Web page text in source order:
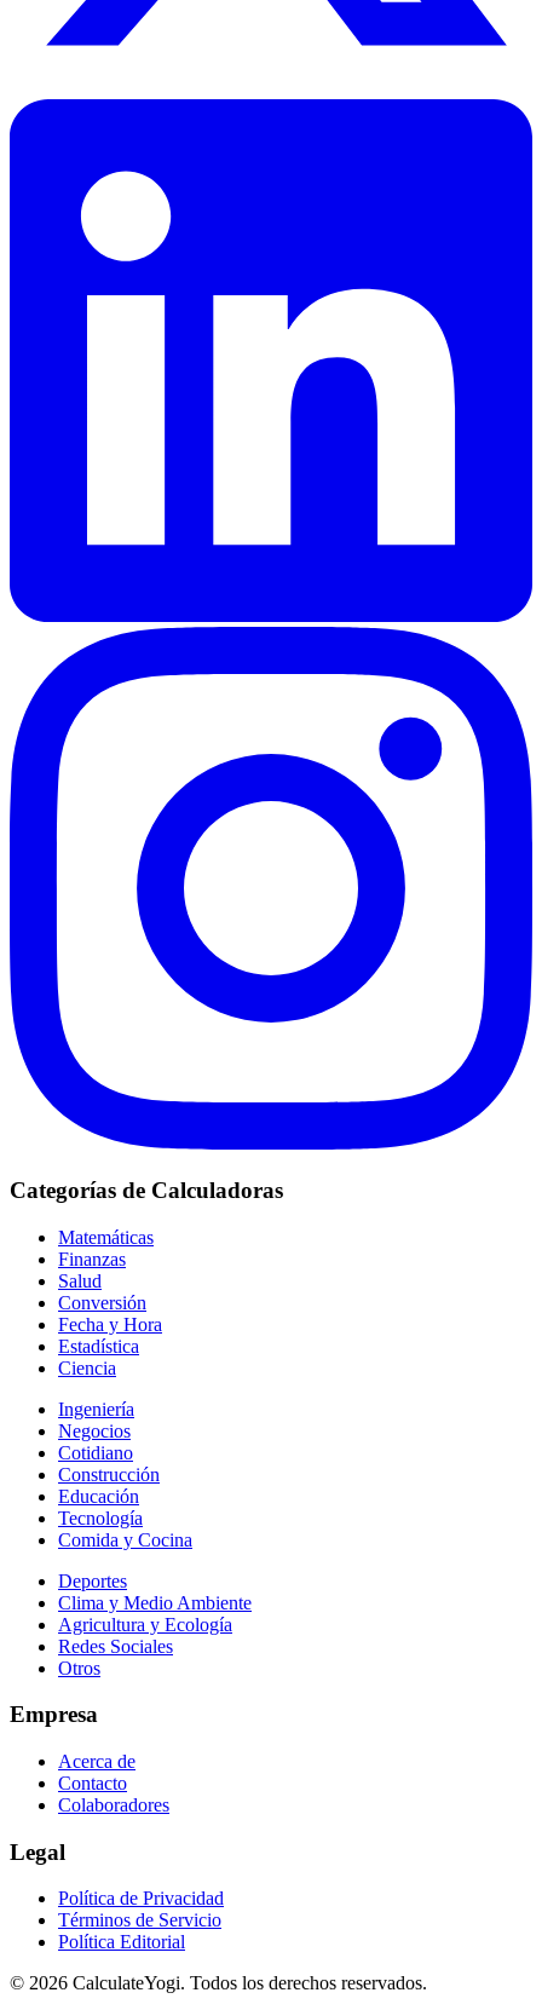
Categorías de Calculadoras
Matemáticas
Finanzas
Salud
Conversión
Fecha y Hora
Estadística
Ciencia
Ingeniería
Negocios
Cotidiano
Construcción
Educación
Tecnología
Comida y Cocina
Deportes
Clima y Medio Ambiente
Agricultura y Ecología
Redes Sociales
Otros
Empresa
Acerca de
Contacto
Colaboradores
Legal
Política de Privacidad
Términos de Servicio
Política Editorial
© 2026 CalculateYogi. Todos los derechos reservados.